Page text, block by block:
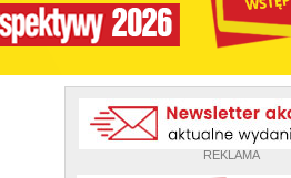
REKLAMA